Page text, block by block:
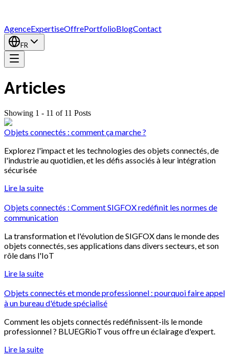
AgenceExpertiseOffrePortfolioBlogContact
FR
Articles
Showing 1 - 11 of 11 Posts
Objets connectés : comment ça marche ?
Explorez l'impact et les technologies des objets connectés, de
l'industrie au quotidien, et les défis associés à leur intégration
sécurisée
Lire la suite
Objets connectés : Comment SIGFOX redéfinit les normes de
communication
La transformation et l'évolution de SIGFOX dans le monde des
objets connectés, ses applications dans divers secteurs, et son
rôle dans l'IoT
Lire la suite
Objets connectés et monde professionnel : pourquoi faire appel
à un bureau d'étude spécialisé
Comment les objets connectés redéfinissent-ils le monde
professionnel ? BLUEGRioT vous offre un éclairage d'expert.
Lire la suite